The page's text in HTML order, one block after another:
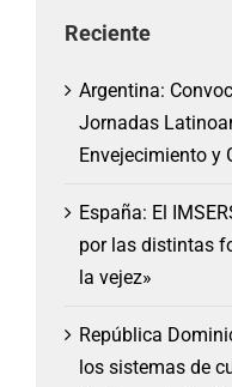
Reciente
Argentina:
Jornadas
Envejecimiento y
España: El
por las distintas
la vejez»
República
los sistemas de